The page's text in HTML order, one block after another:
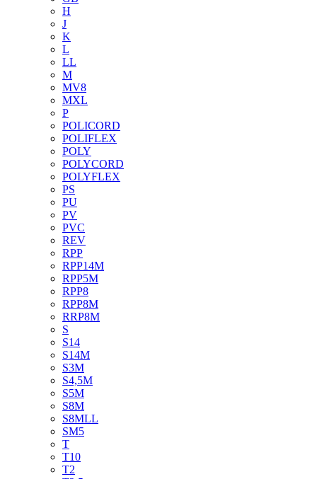
H
J
K
L
LL
M
MV8
MXL
P
POLICORD
POLIFLEX
POLY
POLYCORD
POLYFLEX
PS
PU
PV
PVC
REV
RPP
RPP14M
RPP5M
RPP8
RPP8M
RRP8M
S
S14
S14M
S3M
S4,5M
S5M
S8M
S8MLL
SM5
T
T10
T2